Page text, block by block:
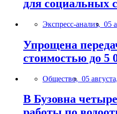
для социальных
Экспресс-анализ, 05
Упрощена
стоимостью до 5
Общество, 05
В Бузовна